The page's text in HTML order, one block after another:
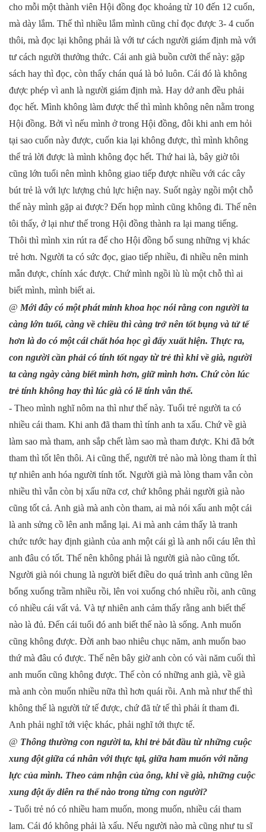
cho mỗi một thành viên Hội đồng đọc khoảng từ 10 đến 12 cuốn,
mà dày lắm. Thế thì nhiều lắm mình cũng chỉ đọc được 3- 4 cuốn
thôi, mà đọc lại không phải là với tư cách người giám định mà với
tư cách người thưởng thức. Cái anh già buồn cười thế này: gặp
sách hay thì đọc, còn thấy chán quá là bỏ luôn. Cái đó là không
được phép vì anh là người giám định mà. Hay dở anh đều phải
đọc hết. Mình không làm được thế thì mình không nên nằm trong
Hội đồng. Bởi vì nếu mình ở trong Hội đồng, đôi khi anh em hỏi
tại sao cuốn này được, cuốn kia lại không được, thì mình không
thể trả lời được là mình không đọc hết. Thứ hai là, bây giờ tôi
cũng lớn tuổi nên mình không giao tiếp được nhiều với các cây
bút trẻ là với lực lượng chủ lực hiện nay. Suốt ngày ngồi một chỗ
thế này mình gặp ai được? Đến họp mình cũng không đi. Thế nên
tôi thấy, ở lại như thế trong Hội đồng thành ra lại mang tiếng.
Thôi thì mình xin rút ra để cho Hội đồng bổ sung những vị khác
trẻ hơn. Người ta có sức đọc, giao tiếp nhiều, đi nhiều nên minh
mẫn được, chính xác được. Chứ mình ngồi lù lù một chỗ thì ai
biết mình, mình biết ai.
@ Mới đây có một phát minh khoa học nói rằng con người ta
càng lớn tuổi, càng về chiều thì càng trở nên tốt bụng và tử tế
hơn là do có một cái chất hóa học gì đấy xuất hiện. Thực ra,
con người cần phải có tính tốt ngay từ trẻ thì khi về già, người
ta càng ngày càng biết mình hơn, giữ mình hơn. Chứ còn lúc
trẻ tính không hay thì lúc già có lẽ tính vẫn thế.
- Theo mình nghĩ nôm na thì như thế này. Tuổi trẻ người ta có
nhiều cái tham. Khi anh đã tham thì tính anh ta xấu. Chứ về già
làm sao mà tham, anh sắp chết làm sao mà tham được. Khi đã bớt
tham thì tốt lên thôi. Ai cũng thế, người trẻ nào mà lòng tham ít thì
tự nhiên anh hóa người tính tốt. Người già mà lòng tham vẫn còn
nhiều thì vẫn còn bị xấu nữa cơ, chứ không phải người già nào
cũng tốt cả. Anh già mà anh còn tham, ai mà nói xấu anh một cái
là anh sửng cồ lên anh mắng lại. Ai mà anh cảm thấy là tranh
chức tước hay định giành của anh một cái gì là anh nổi cáu lên thì
anh đâu có tốt. Thế nên không phải là người già nào cũng tốt.
Người già nói chung là người biết điều do quá trình anh cũng lên
bổng xuống trầm nhiều rồi, lên voi xuống chó nhiều rồi, anh cũng
có nhiều cái vất vả. Và tự nhiên anh cảm thấy rằng anh biết thế
nào là đủ. Đến cái tuổi đó anh biết thế nào là sống. Anh muốn
cũng không được. Đời anh bao nhiêu chục năm, anh muốn bao
thứ mà đâu có được. Thế nên bây giờ anh còn có vài năm cuối thì
anh muốn cũng không được. Thế còn có những anh già, về già
mà anh còn muốn nhiều nữa thì hơn quái rồi. Anh mà như thế thì
không thể là người tử tế được, chứ đã tử tế thì phải ít tham đi.
Anh phải nghĩ tới việc khác, phải nghĩ tới thực tế.
@ Thông thường con người ta, khi trẻ bắt đầu từ những cuộc
xung đột giữa cá nhân với thực tại, giữa ham muốn với năng
lực của mình. Theo cảm nhận của ông, khi về già, những cuộc
xung đột ấy diễn ra thế nào trong từng con người?
- Tuổi trẻ nó có nhiều ham muốn, mong muốn, nhiều cái tham
lam. Cái đó không phải là xấu. Nếu người nào mà cũng như tu sĩ